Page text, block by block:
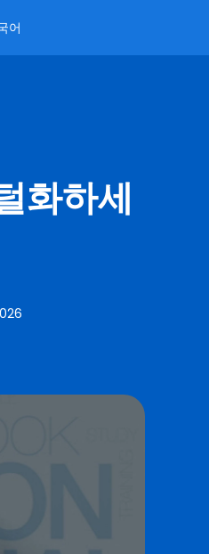
어
화하세